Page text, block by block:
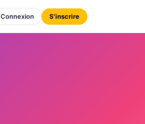
Connexion S'inscrire